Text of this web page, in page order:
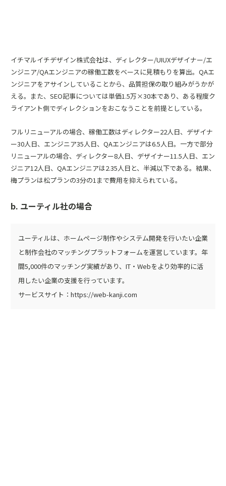
イチマルイチデザイン株式会社は、ディレクター/UIUXデザイナー/エ
ンジニア/QAエンジニアの稼働工数をベースに見積もりを算出。QAエ
ンジニアをアサインしていることから、品質担保の取り組みがうかが
える。また、SEO記事については単価1.5万×30本であり、ある程度ク
ライアント側でディレクションをおこなうことを前提としている。
フルリニューアルの場合、稼働工数はディレクター22人日、デザイナ
ー30人日、エンジニア35人日、QAエンジニアは6.5人日。一方で部分
リニューアルの場合、ディレクター8人日、デザイナー11.5人日、エン
ジニア12人日、QAエンジニアは2.35人日と、半減以下である。結果、
梅プランは松プランの3分の1まで費用を抑えられている。
b. ユーティル社の場合
ユーティルは、ホームページ制作やシステム開発を行いたい企業
と制作会社のマッチングプラットフォームを運営しています。年
間5,000件のマッチング実績があり、IT・Webをより効率的に活
用したい企業の支援を行っています。
サービスサイト： https://web-kanji.com